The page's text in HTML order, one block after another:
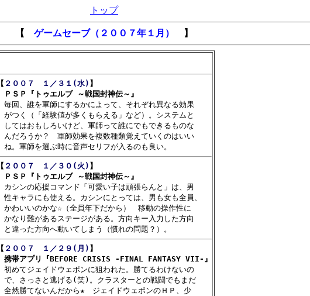
トップ
【 ゲームセーブ（２００７年１月） 】
【 ２００７　１／３１(水) 】
ＰＳＰ『トゥエルブ ～戦国封神伝～』
毎回、誰を軍師にするかによって、それぞれ異なる効果
がつく（「経験値が多くもらえる」など）。システムと
してはおもしろいけど、軍師って誰にでもできるものな
んだろうか？　軍師効果を複数種類覚えていくのはいい
【 ２００７　１／３０(火) 】
ＰＳＰ『トゥエルブ ～戦国封神伝～』
カシンの応援コマンド「可愛い子は頑張らんと」は、男
性キャラにも使える。カシンにとっては、男も女も全員、
かわいいのかな☆（全員年下だから）　移動の操作性に
かなり難があるステージがある。方向キー入力した方向
【 ２００７　１／２９(月) 】
携帯アプリ『BEFORE CRISIS -FINAL FANTASY VII-』
初めてジェイドウェポンに狙われた。勝てるわけないの
で、さっさと逃げる(笑)。クラスターとの戦闘でもまだ
全然勝てないんだから★　ジェイドウェポンのＨＰ、少